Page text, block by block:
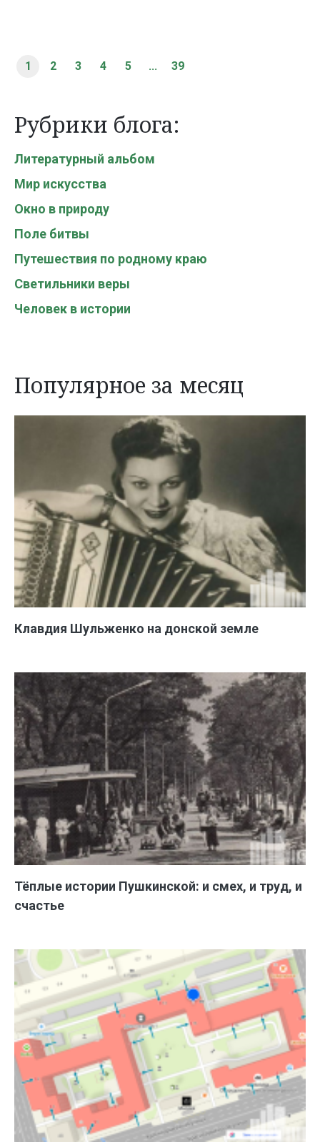
1 2 3 4 5 ... 39
Рубрики блога:
Литературный альбом
Мир искусства
Окно в природу
Поле битвы
Путешествия по родному краю
Светильники веры
Человек в истории
Популярное за месяц
Клавдия Шульженко на донской земле
Тёплые истории Пушкинской: и смех, и труд, и
счастье